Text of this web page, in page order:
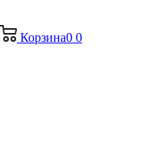
Корзина0 0